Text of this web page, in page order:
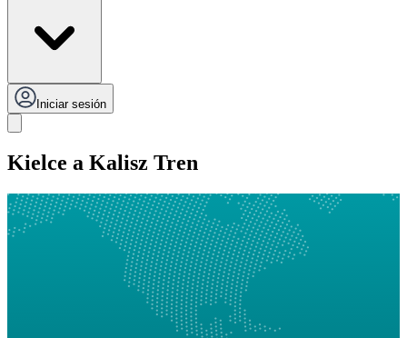
Iniciar sesión
Kielce a Kalisz Tren